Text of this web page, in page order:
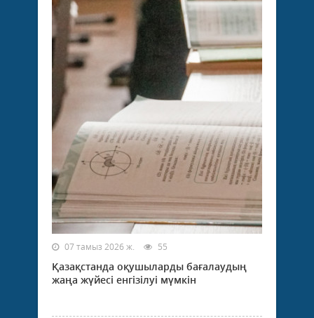
07 тамыз 2026 ж. 55
Қазақстанда оқушыларды бағалаудың
жаңа жүйесі енгізілуі мүмкін